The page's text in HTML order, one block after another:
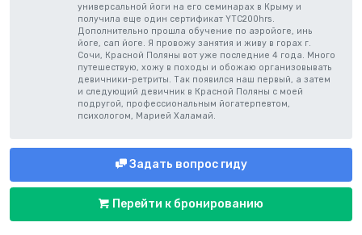
универсальной йоги на его семинарах в Крыму и
получила еще один сертификат YTC200hrs.
Дополнительно прошла обучение по аэройоге, инь
йоге, сап йоге. Я провожу занятия и живу в горах г.
Сочи, Красной Поляны вот уже последние 4 года. Много
путешествую, хожу в походы и обожаю организовывать
девичники-ретриты. Так появился наш первый, а затем
и следующий девичник в Красной Поляны с моей
подругой, профессиональным йогатерпевтом,
психологом, Марией Халамай.
Задать вопрос гиду
Перейти к бронированию